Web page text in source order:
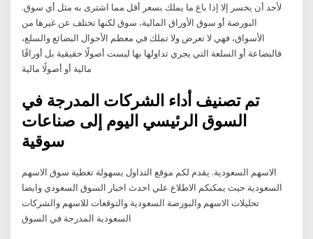
لأحد أن يخسر إلا إذا باع ما يملك بسعر أقل مما اشترى به مثل أي سوق.
البورصة أو سوق الأوراق المالية، سوق لكنها تختلف عن غيرها من
الأسواق، فهي لا تعرض ولا تملك في معظم الأحوال البضائع والسلع،
فالبضاعة أو السلعة التي يجري تداولها بها ليست أصولًا حقيقية بل أوراقًا
مالية أو أصولًا مالية
تم تصنيف أداء الشركات المدرجة في
السوق الرئيسي اليوم إلى صناعات
سوقية
الاسهم السعودية. يقدم لكم موقع التداول بسهولة تغطية سوق الاسهم
السعودية حيث يمكنكم الاطلاع علي احدث اخبار السوق السعودي وايضا
تحليلات الاسهم والبورصة السعودية والتوقعات للاسهم والشركات
السعودية المدرجة في السوق